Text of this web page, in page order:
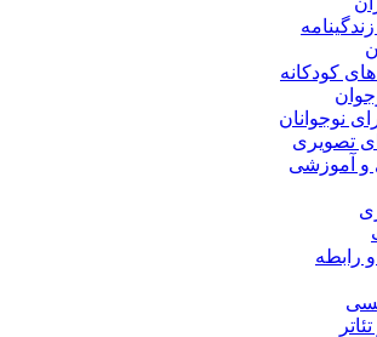
کودکانه
نوجوانان
تصویری
و آموزشی
و رابطه